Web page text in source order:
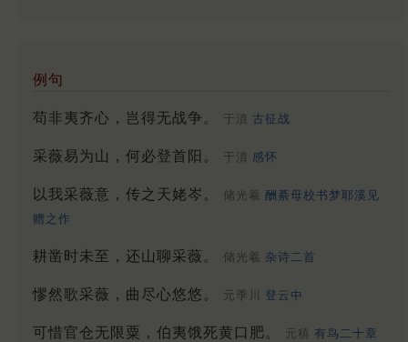
例句
苟非夷齐心，岂得无战争。 于濆 古征战
采薇易为山，何必登首阳。 于濆 感怀
以我采薇意，传之天姥岑。 储光羲 酬綦母校书梦耶溪见
赠之作
耕凿时未至，还山聊采薇。 储光羲 杂诗二首
憀然歌采薇，曲尽心悠悠。 元季川 登云中
可惜官仓无限粟，伯夷饿死黄口肥。 元稹 有鸟二十章